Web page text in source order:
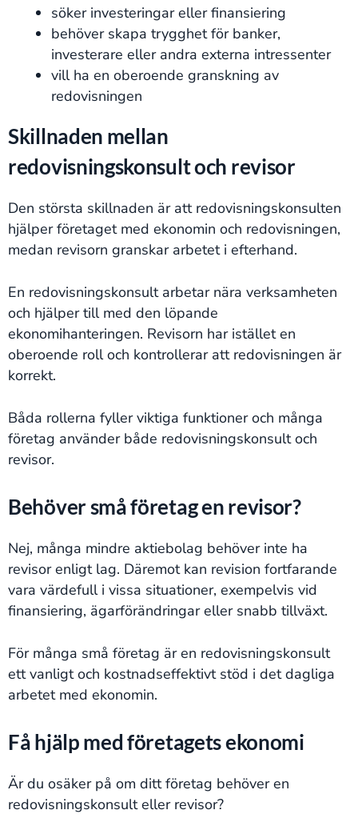
söker investeringar eller finansiering
behöver skapa trygghet för banker,
investerare eller andra externa intressenter
vill ha en oberoende granskning av
redovisningen
Skillnaden mellan
redovisningskonsult och revisor
Den största skillnaden är att redovisningskonsulten
hjälper företaget med ekonomin och redovisningen,
medan revisorn granskar arbetet i efterhand.
En redovisningskonsult arbetar nära verksamheten
och hjälper till med den löpande
ekonomihanteringen. Revisorn har istället en
oberoende roll och kontrollerar att redovisningen är
korrekt.
Båda rollerna fyller viktiga funktioner och många
företag använder både redovisningskonsult och
revisor.
Behöver små företag en revisor?
Nej, många mindre aktiebolag behöver inte ha
revisor enligt lag. Däremot kan revision fortfarande
vara värdefull i vissa situationer, exempelvis vid
finansiering, ägarförändringar eller snabb tillväxt.
För många små företag är en redovisningskonsult
ett vanligt och kostnadseffektivt stöd i det dagliga
arbetet med ekonomin.
Få hjälp med företagets ekonomi
Är du osäker på om ditt företag behöver en
redovisningskonsult eller revisor?